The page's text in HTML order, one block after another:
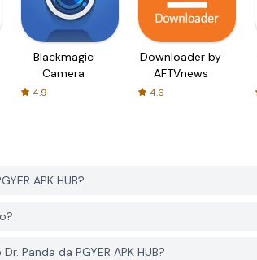
Blackmagic
Camera
4.9
Downloader by
AFTVnews
4.6
APK HUB?
Panda da PGYER APK HUB?